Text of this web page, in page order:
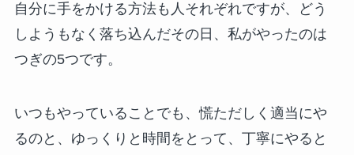
自分に手をかける方法も人それぞれですが、どう
しようもなく落ち込んだその日、私がやったのは
つぎの5つです。
いつもやっていることでも、慌ただしく適当にや
るのと、ゆっくりと時間をとって、丁寧にやると